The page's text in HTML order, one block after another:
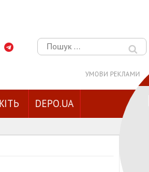
Пошук:
УМОВИ РЕКЛАМИ
DEPO.UA